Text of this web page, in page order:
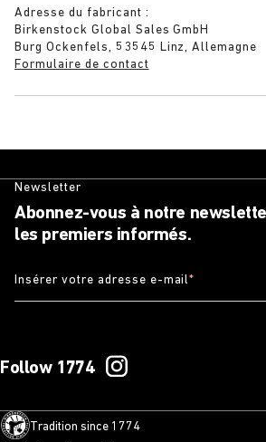
Adresse du fabricant :
Birkenstock Global Sales GmbH
Burg Ockenfels, 53545 Linz, Allemagne
Formulaire de contact
Newsletter
Abonnez-vous à notre
les premiers informés.
Insérer votre adresse e-mail*
Follow 1774
Tradition since 1774